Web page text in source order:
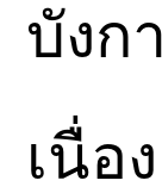
บังก
เนื่อ